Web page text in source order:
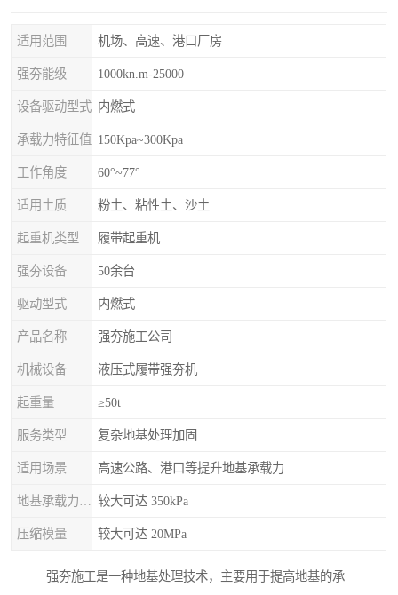
适用范围 机场、高速、港口厂房
强夯能级 1000kn.m-25000
设备驱动型式 内燃式
承载力特征值 150Kpa~300Kpa
工作角度 60°~77°
适用土质 粉土、粘性土、沙土
起重机类型 履带起重机
强夯设备 50余台
驱动型式 内燃式
产品名称 强夯施工公司
机械设备 液压式履带强夯机
起重量 ≥50t
服务类型 复杂地基处理加固
适用场景 高速公路、港口等提升地基承载力
较大可达 350kPa
压缩模量 较大可达 20MPa
强夯施工是一种地基处理技术，主要用于提高地基的承